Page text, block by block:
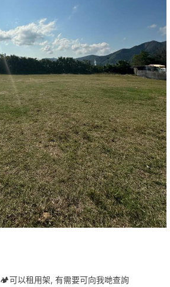
可以租用架, 有需要可向我哋查詢